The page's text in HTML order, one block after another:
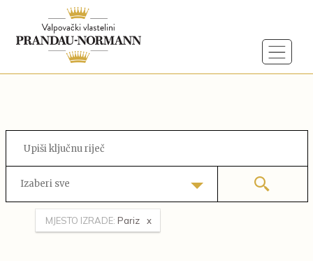
Izaberi sve
MJESTO IZRADE: Pariz